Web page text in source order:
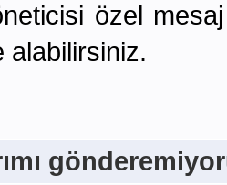
özel
alabilirsiniz.